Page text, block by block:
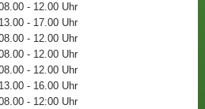
- 12.00 Uhr
13.00 - 17.00 Uhr
- 12.00 Uhr
- 12.00 Uhr
- 12.00 Uhr
13.00 - 16.00 Uhr
- 12:00 Uhr